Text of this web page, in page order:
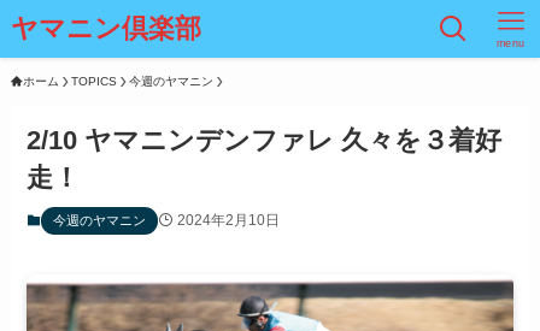
ヤマニン倶楽部 menu
ホーム TOPICS 今週のヤマニン
2/10 ヤマニンデンファレ 久々を３着好
走！
今週のヤマニン 2024年2月10日